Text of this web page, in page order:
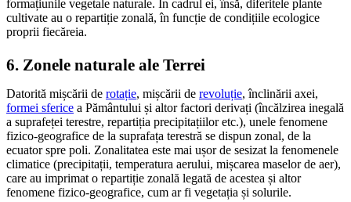
formațiunile vegetale naturale. În cadrul ei, însă, diferitele plante
cultivate au o repartiție zonală, în funcție de condițiile ecologice
proprii fiecăreia.
6. Zonele naturale ale Terrei
Datorită mișcării de rotație, mișcării de revoluție, înclinării axei,
formei sferice a Pământului și altor factori derivați (încălzirea inegală
a suprafeței terestre, repartiția precipitațiilor etc.), unele fenomene
fizico-geografice de la suprafața terestră se dispun zonal, de la
ecuator spre poli. Zonalitatea este mai ușor de sesizat la fenomenele
climatice (precipitații, temperatura aerului, mișcarea maselor de aer),
care au imprimat o repartiție zonală legată de acestea și altor
fenomene fizico-geografice, cum ar fi vegetația și solurile.